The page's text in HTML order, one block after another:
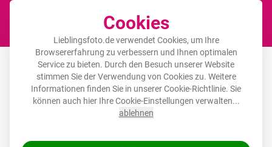
Cookies
Lieblingsfoto.de verwendet Cookies, um Ihre
Browsererfahrung zu verbessern und Ihnen optimalen
Service zu bieten. Durch den Besuch unserer Website
stimmen Sie der Verwendung von Cookies zu. Weitere
Informationen finden Sie in unsererCookie-Richtlinie. Sie
können auch hier Ihre Cookie-Einstellungen verwalten...
ablehnen
Akustikbild rund - Blume - Orchidee -
Orange
🌞 SOMMERDEALS